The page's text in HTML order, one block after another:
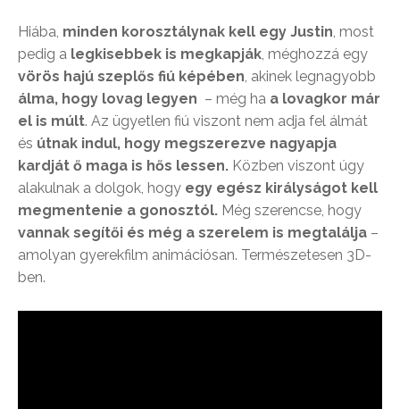
Hiába, minden korosztálynak kell egy Justin, most
pedig a legkisebbek is megkapják, méghozzá egy
vörös hajú szeplős fiú képében, akinek legnagyobb
álma, hogy lovag legyen – még ha a lovagkor már
el is múlt. Az ügyetlen fiú viszont nem adja fel álmát
és útnak indul, hogy megszerezve nagyapja
kardját ő maga is hős lessen. Közben viszont úgy
alakulnak a dolgok, hogy egy egész királyságot kell
megmentenie a gonosztól. Még szerencse, hogy
vannak segítői és még a szerelem is megtalálja –
amolyan gyerekfilm animációsan. Természetesen 3D-
ben.